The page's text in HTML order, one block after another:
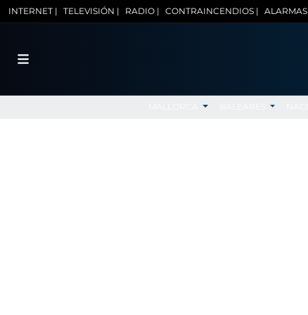
INTERNET | TELEVISIÓN | RADIO | CONTRAINCENDIOS | ALARMAS